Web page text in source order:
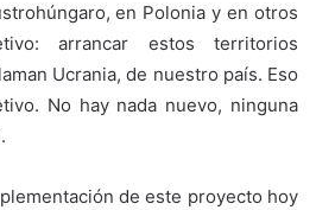
en Polonia y en otros
arrancar estos territorios
Ucrania, de nuestro país. Eso
No hay nada nuevo, ninguna
de este proyecto hoy